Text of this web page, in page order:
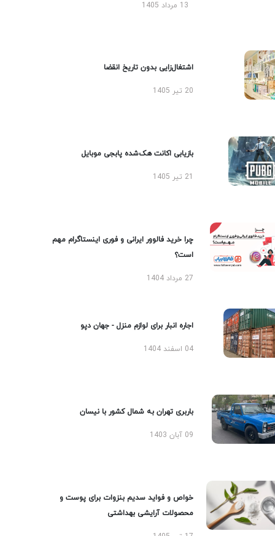
13 مرداد 1405
اشتغال‌زایی بدون تاریخ انقضا
20 تیر 1405
بازیابی اکانت هک‌شده پابجی موبایل
چرا خرید فالوور ایرانی و فوری اینستاگرام مهم
است؟
27 مرداد 1404
اجاره انبار برای لوازم منزل - جهان دپو
04 اسفند 1404
باربری تهران به شمال کشور با نیسان
09 آبان 1403
خواص و فواید سدیم بنزوات برای پوست و
محصولات آرایشی بهداشتی